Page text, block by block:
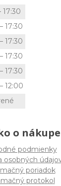
o nákupe
podmienky
osobných
poriadok
protokol